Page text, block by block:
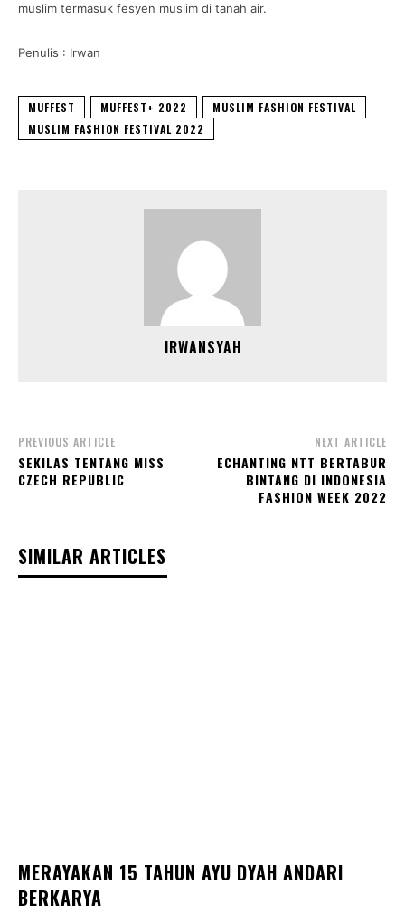
muslim termasuk fesyen muslim di tanah air.
Penulis : Irwan
MUFFEST MUFFEST+ 2022
MUSLIM FASHION FESTIVAL
MUSLIM FASHION FESTIVAL 2022
IRWANSYAH
PREVIOUS ARTICLE
SEKILAS TENTANG MISS
CZECH REPUBLIC
NEXT ARTICLE
ECHANTING NTT BERTABUR
BINTANG DI INDONESIA
FASHION WEEK 2022
SIMILAR ARTICLES
MERAYAKAN 15 TAHUN AYU DYAH ANDARI
BERKARYA